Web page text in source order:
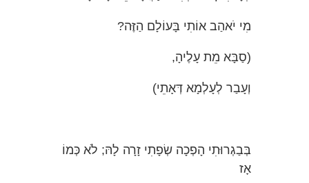
מִי יֹאהַב אוֹתִי בָּעוֹלָם הַזֶּה?
(סַבָּא מֵת עָלֶיהָ,
וְעָבַר לְעָלְמָא דְּאָתֵי)
בְּבַגְרוּתִי הָפְכָה שְׂפָתִי זָרָה לָהּ; לֹא כְּמוֹ
אָז